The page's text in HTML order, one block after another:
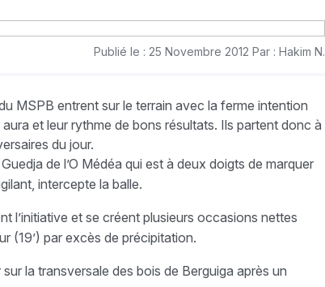
Publié le : 25 Novembre 2012 Par : Hakim N.
MSPB entrent sur le terrain avec la ferme intention
et leur rythme de bons résultats. Ils partent donc à
du jour.
de l’O Médéa qui est à deux doigts de marquer
intercepte la balle.
l’initiative et se créent plusieurs occasions nettes
(19’) par excès de précipitation.
la transversale des bois de Berguiga après un